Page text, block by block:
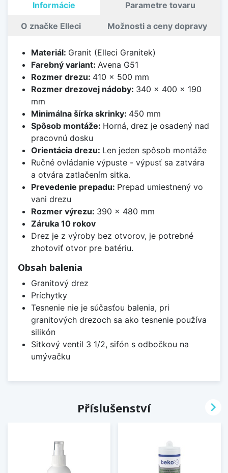
Informácie Parametre tovaru
O značke Elleci Možnosti a ceny dopravy
Materiál: Granit (Elleci Granitek)
Farebný variant: Avena G51
Rozmer drezu: 410 x 500 mm
Rozmer drezovej nádoby: 340 x 400 x 190
mm
Minimálna šírka skrinky: 450 mm
Spôsob montáže: Horná, drez je osadený nad
pracovnú dosku
Orientácia drezu: Len jeden spôsob montáže
Ručné ovládanie výpuste - výpusť sa zatvára
a otvára zatlačením sitka.
Prevedenie prepadu: Prepad umiestnený vo
vani drezu
Rozmer výrezu: 390 x 480 mm
Záruka 10 rokov
Drez je z výroby bez otvorov, je potrebné
zhotoviť otvor pre batériu.
Obsah balenia
Granitový drez
Príchytky
Tesnenie nie je súčasťou balenia, pri
granitových drezoch sa ako tesnenie používa
silikón
Sitkový ventil 3 1/2, sifón s odbočkou na
umývačku
Příslušenství 